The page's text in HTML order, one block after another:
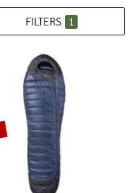
FILTERS 1